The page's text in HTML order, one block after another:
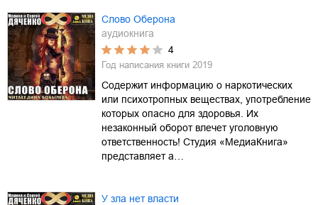
Слово Оберона
аудиокнига
4
Год написания книги 2019
Содержит информацию о наркотических
или психотропных веществах, употребление
которых опасно для здоровья. Их
незаконный оборот влечет уголовную
ответственность! Студия «МедиаКнига»
представляет а…
У зла нет власти